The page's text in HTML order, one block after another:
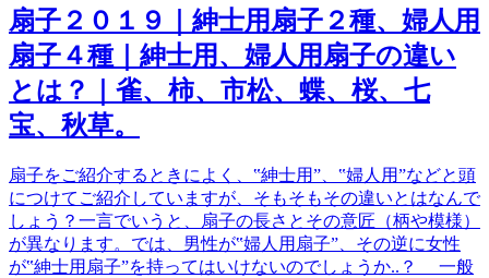
扇子２０１９｜紳士用扇子２種、婦人用
扇子４種｜紳士用、婦人用扇子の違い
とは？｜雀、柿、市松、蝶、桜、七
宝、秋草。
扇子をご紹介するときによく、‟紳士用”、‟婦人用”などと頭
につけてご紹介していますが、そもそもその違いとはなんで
しょう？一言でいうと、扇子の長さとその意匠（柄や模様）
が異なります。では、男性が‟婦人用扇子”、その逆に女性
が‟紳士用扇子”を持ってはいけないのでしょうか..？ 一般